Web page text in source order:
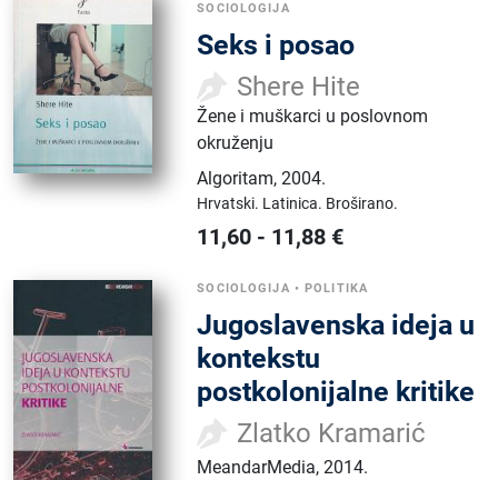
SOCIOLOGIJA
Seks i posao
Shere Hite
Žene i muškarci u poslovnom
okruženju
Algoritam,2004.
Hrvatski. Latinica. Broširano.
11,60 - 11,88 €
SOCIOLOGIJA • POLITIKA
Jugoslavenska ideja u
kontekstu
postkolonijalne kritike
Zlatko Kramarić
MeandarMedia,2014.